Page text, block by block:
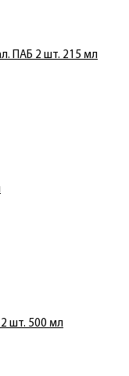
ПАБ 2 шт. 215 мл
шт. 500 мл